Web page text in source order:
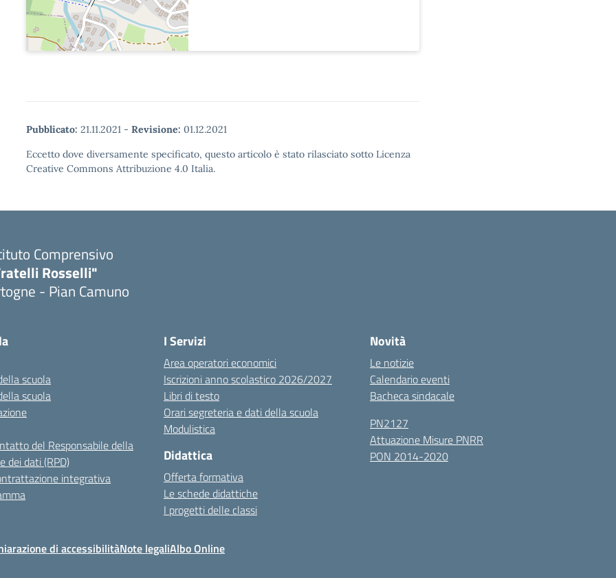
Pubblicato: 21.11.2021 - Revisione: 01.12.2021
Eccetto dove diversamente specificato, questo articolo è stato rilasciato sotto Licenza
Creative Commons Attribuzione 4.0 Italia.
Comprensivo
Rosselli"
- Pian Camuno
scuola
scuola
del Responsabile della
dei dati (RPD)
integrativa
I Servizi
Area operatori economici
Iscrizioni anno scolastico 2026/2027
Libri di testo
Orari segreteria e dati della scuola
Modulistica
Didattica
Offerta formativa
Le schede didattiche
I progetti delle classi
Novità
Le notizie
Calendario eventi
Bacheca sindacale
PN2127
Attuazione Misure PNRR
PON 2014-2020
di accessibilitàNote legaliAlbo Online